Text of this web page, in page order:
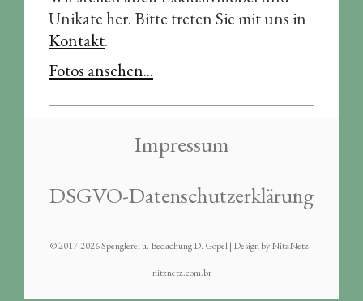
Unikate her. Bitte treten Sie mit uns in
Kontakt.
Fotos ansehen...
Impressum
DSGVO-Datenschutzerklärung
© 2017-2026 Spenglerei u. Bedachung D. Göpel | DesignbyNitzNetz -
nitznetz.com.br